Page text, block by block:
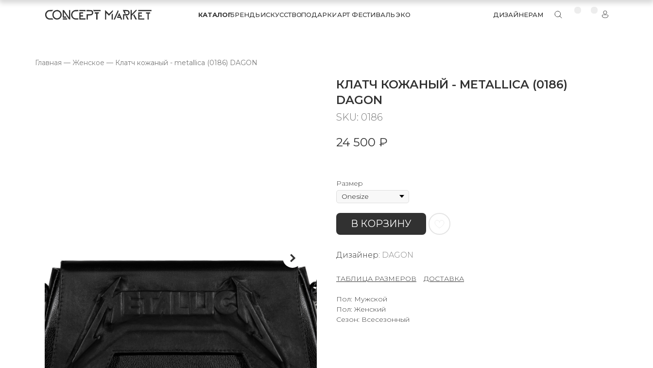
ДИЗАЙНЕРАМ
КАТАЛОГБРЕНДЫИСКУССТВОПОДАРКИАРТ ФЕСТИВАЛЬЭКО
Главная — Женское — Клатч кожаный - metallica (0186) DAGON
КЛАТЧ КОЖАНЫЙ - METALLICA (0186)
DAGON
SKU: 0186
24 500 ₽
Размер
В КОРЗИНУ
Дизайнер: DAGON
ТАБЛИЦА РАЗМЕРОВ ДОСТАВКА
Пол: Мужской
Пол: Женский
Сезон: Всесезонный